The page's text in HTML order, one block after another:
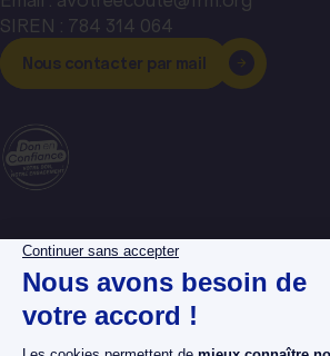
SIREN : 784 314 064
Nous contacter par mail
La Fondation pour la
Recherche Médicale
Nos dossiers maladies
Espace chercheurs